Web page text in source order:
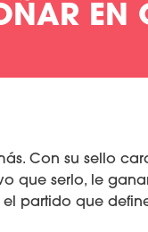
EN
Con su sello
que serlo, le
partido que